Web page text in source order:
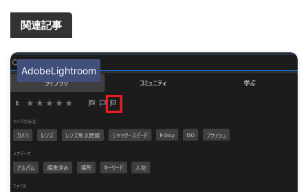
関連記事
AdobeLightroom